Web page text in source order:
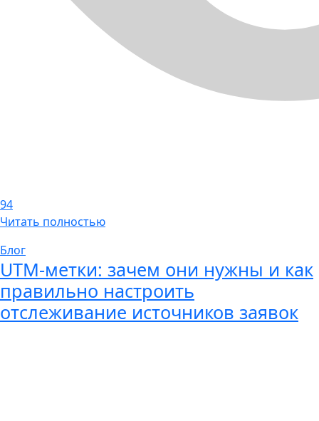
94
Читать полностью
Блог
UTM-метки: зачем они нужны и как
правильно настроить
отслеживание источников заявок